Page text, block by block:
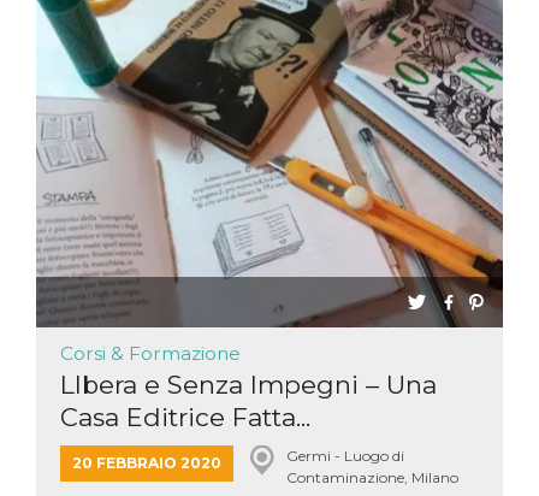
Corsi & Formazione
LIbera e Senza Impegni – Una
Casa Editrice Fatta...
20 FEBBRAIO 2020
Germi - Luogo di
Contaminazione, Milano